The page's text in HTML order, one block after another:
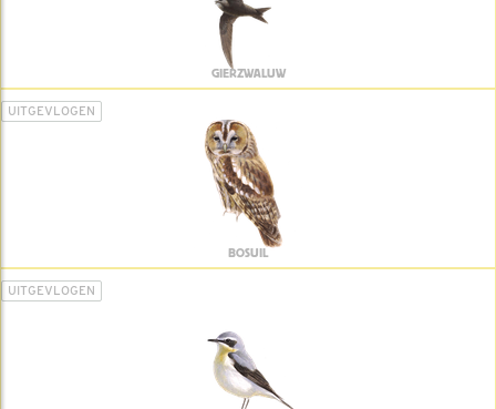
GIERZWALUW
UITGEVLOGEN
BOSUIL
UITGEVLOGEN